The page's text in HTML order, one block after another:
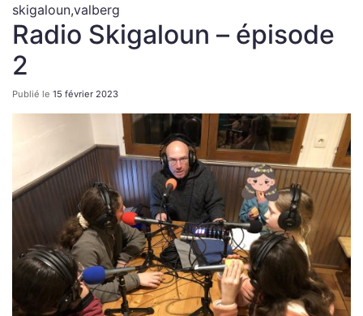
skigaloun,valberg
Radio Skigaloun – épisode
2
Publié le 15 février 2023